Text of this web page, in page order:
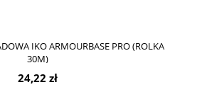
IKO ARMOURBASE PRO (ROLKA
30M)
24,22 zł